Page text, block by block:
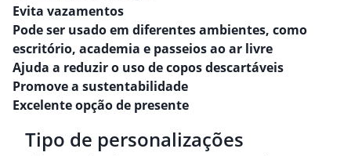
Evita vazamentos
Pode ser usado em diferentes ambientes, como
escritório, academia e passeios ao ar livre
Ajuda a reduzir o uso de copos descartáveis
Promove a sustentabilidade
Excelente opção de presente
Tipo de personalizações